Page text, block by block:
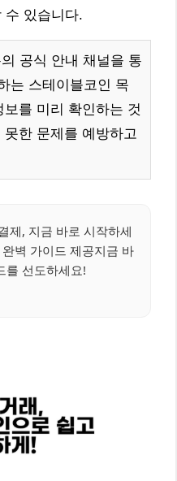
수 있습니다.
공식 안내 채널을 통
는 스테이블코인 목
를 미리 확인하는 것
한 문제를 예방하고
제, 지금 바로 시작하세
벽 가이드 제공지금 바
를 선도하세요!